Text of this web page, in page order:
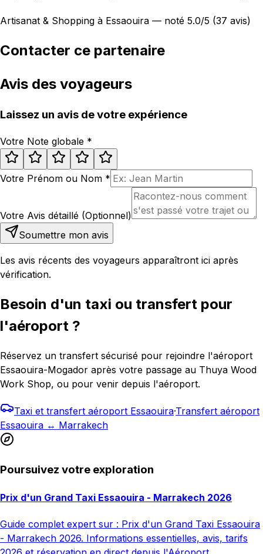
Artisanat & Shopping à Essaouira — noté 5.0/5 (37 avis)
Contacter ce partenaire
Avis des voyageurs
Laissez un avis de votre expérience
Votre Note globale *
Votre Prénom ou Nom *
Votre Avis détaillé (Optionnel)
Soumettre mon avis
Les avis récents des voyageurs apparaîtront ici après
vérification.
Besoin d'un taxi ou transfert pour
l'aéroport ?
Réservez un transfert sécurisé pour rejoindre l'aéroport
Essaouira-Mogador après votre passage au Thuya Wood
Work Shop, ou pour venir depuis l'aéroport.
Taxi et transfert aéroport Essaouira·Transfert aéroport
Essaouira ↔ Marrakech
Poursuivez votre exploration
Prix d'un Grand Taxi Essaouira - Marrakech 2026
Guide complet expert sur : Prix d'un Grand Taxi Essaouira
- Marrakech 2026. Informations essentielles, avis, tarifs